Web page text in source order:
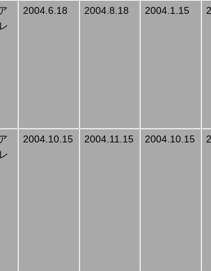
2004.6.18 2004.8.18 2004.1.15
2004.10.15 2004.11.15 2004.10.15